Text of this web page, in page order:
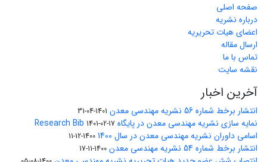
صفحه اصلی
درباره نشریه
اعضای هیات تحریریه
ارسال مقاله
تماس با ما
نقشه سایت
آخرین اخبار
انتشار برخط شماره 56 نشریه مهندسی معدن 1401-04-31
نمایه سازی نشریه مهندسی معدن در پایگاه Research Bib 1401-02-17
اسامی داوران نشریه مهندسی معدن در سال 1400 1400-12-11
انتشار برخط شماره 54 نشریه مهندسی معدن 1400-11-17